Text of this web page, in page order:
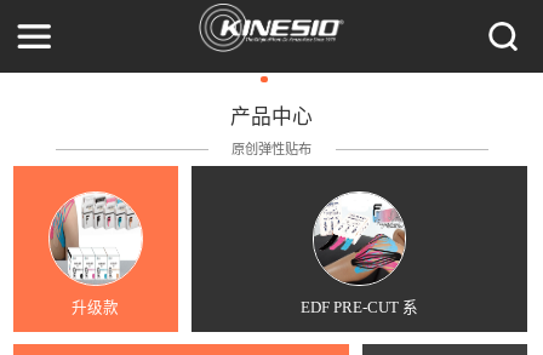
产品中心
原创弹性贴布
升级款 EDF PRE-CUT 系